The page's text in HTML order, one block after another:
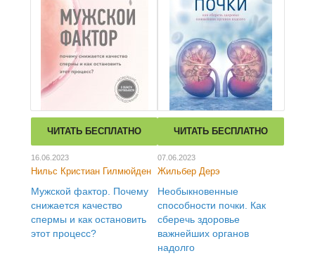
ЧИТАТЬ БЕСПЛАТНО
16.06.2023
Нильс Кристиан Гилмюйден
Мужской фактор. Почему
снижается качество
спермы и как остановить
этот процесс?
ЧИТАТЬ БЕСПЛАТНО
07.06.2023
Жильбер Дерэ
Необыкновенные
способности почки. Как
сберечь здоровье
важнейших органов
надолго